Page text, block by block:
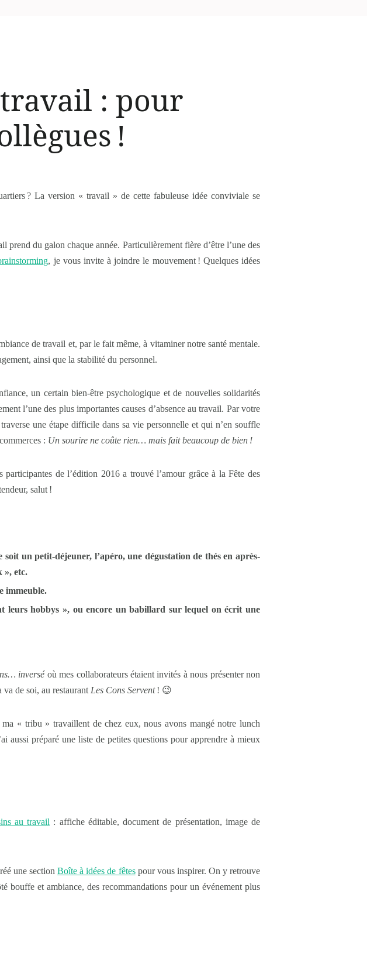
: pour
!
? La version « travail » de cette fabuleuse idée conviviale se
prend du galon chaque année. Particulièrement fière d’être l’une des
, je vous invite à joindre le mouvement ! Quelques idées
de travail et, par le fait même, à vitaminer notre santé mentale.
ainsi que la stabilité du personnel.
un certain bien-être psychologique et de nouvelles solidarités
l’une des plus importantes causes d’absence au travail. Par votre
une étape difficile dans sa vie personnelle et qui n’en souffle
: Un sourire ne coûte rien… mais fait beaucoup de bien !
de l’édition 2016 a trouvé l’amour grâce à la Fête des
salut !
un petit-déjeuner, l’apéro, une dégustation de thés en après-
», etc.
immeuble.
leurs hobbys », ou encore un babillard sur lequel on écrit une
inverséoù mes collaborateurs étaient invités à nous présenter non
de soi, au restaurant Les Cons Servent ! 😉
« tribu » travaillent de chez eux, nous avons mangé notre lunch
aussi préparé une liste de petites questions pour apprendre à mieux
au travail : affiche éditable, document de présentation, image de
une sectionBoîte à idées de fêtespour vous inspirer. On y retrouve
bouffe et ambiance, des recommandations pour un événement plus